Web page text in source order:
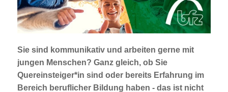
Jobportal
Presse und Medien
bbw e. V.
Sie sind kommunikativ und arbeiten gerne mit
jungen Menschen? Ganz gleich, ob Sie
Quereinsteiger*in sind oder bereits Erfahrung im
Bereich beruflicher Bildung haben - das ist nicht